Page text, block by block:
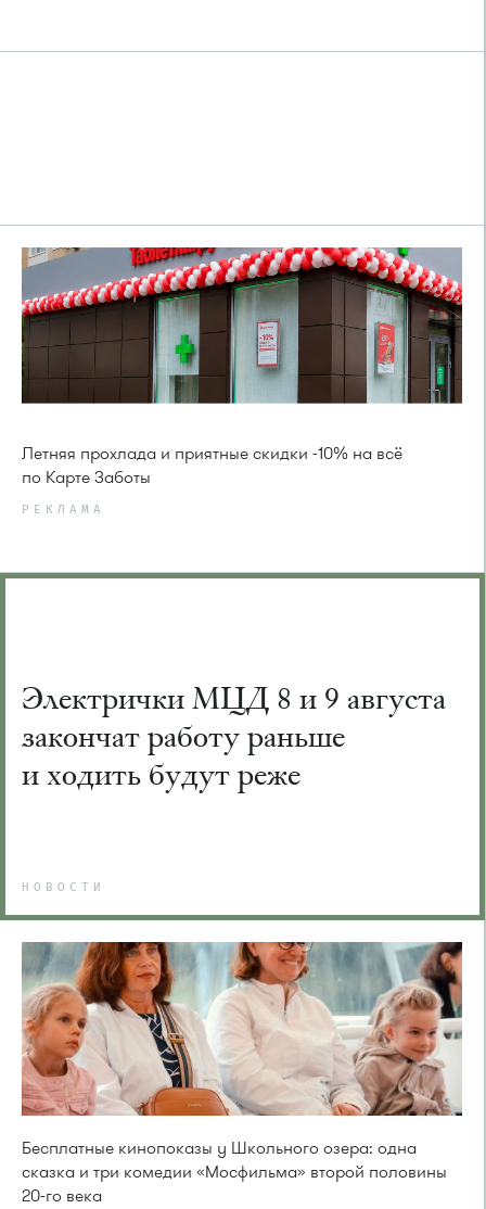
Летняя прохлада и приятные скидки -10% на всё
по Карте Заботы
РЕКЛАМА
Электрички МЦД 8 и 9 августа
закончат работу раньше
и ходить будут реже
НОВОСТИ
Бесплатные кинопоказы у Школьного озера: одна
сказка и три комедии «Мосфильма» второй половины
20-го века